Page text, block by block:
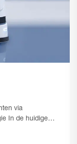
via
In de huidige
van